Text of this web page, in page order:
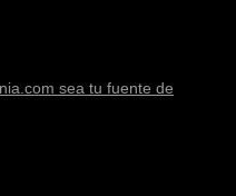
sea tu fuente de